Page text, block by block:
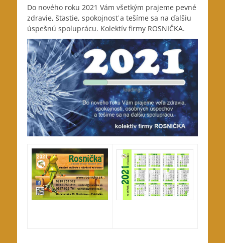
Do nového roku 2021 Vám všetkým prajeme pevné
zdravie, šťastie, spokojnosť a tešíme sa na ďalšiu
úspešnú spoluprácu. Kolektív firmy ROSNIČKA.